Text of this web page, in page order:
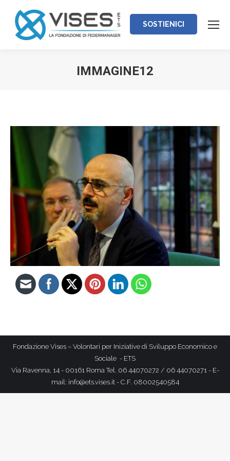
SOSTIENICI
IMMAGINE12
Fondazione Vises – Volontari per Iniziative di Sviluppo Economico e
Sociale - ETS
Via Ravenna, 14 - 00161 Roma Tel. 06 44070272 / 06 44070271 - E-
mail: info@ets.vises.it - C.F. 08002540584